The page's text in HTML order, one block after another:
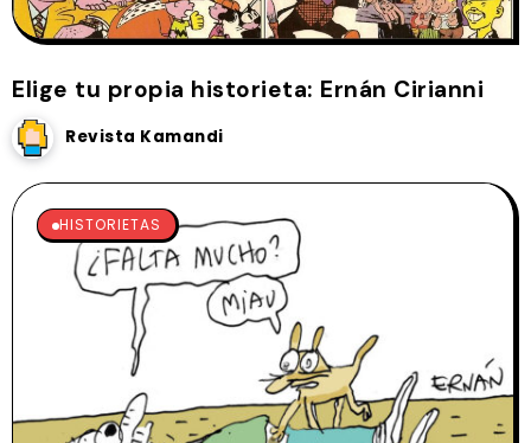
Elige tu propia historieta: Ernán Cirianni
Revista Kamandi
HISTORIETAS